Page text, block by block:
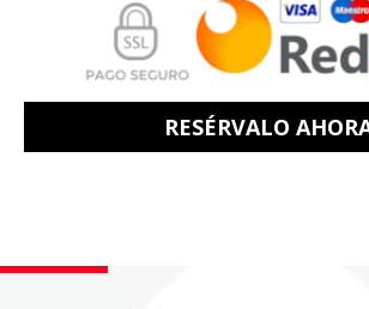
RESÉRVALO